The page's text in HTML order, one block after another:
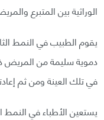
الوراثية بين المتبرع
يقوم الطبيب في النمط
دموية سليمة من المريض
في تلك العينة ومن ثم
يستعين الأطباء في النمط